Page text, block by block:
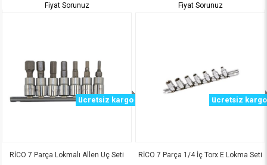
Fiyat Sorunuz Fiyat Sorunuz
RİCO 7 Parça Lokmalı Allen Uç Seti
ücretsiz kargo
RİCO 7 Parça 1/4 İç Torx E Lokma Seti
ücretsiz kargo